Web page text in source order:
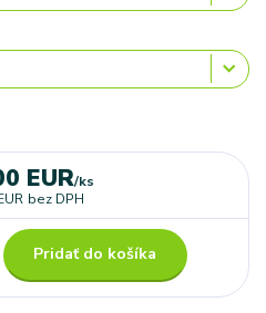
EUR/ks
bez DPH
Pridať do košíka